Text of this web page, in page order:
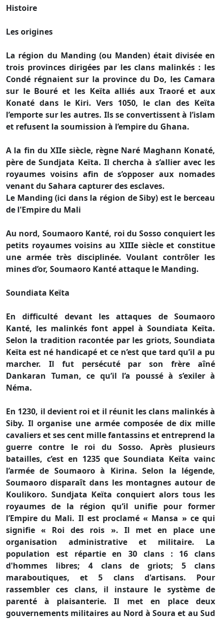
Histoire
Les origines
La région du Manding (ou Manden) était divisée en
trois provinces dirigées par les clans malinkés : les
Condé régnaient sur la province du Do, les Camara
sur le Bouré et les Keïta alliés aux Traoré et aux
Konaté dans le Kiri. Vers 1050, le clan des Keïta
l’emporte sur les autres. Ils se convertissent à l’islam
et refusent la soumission à l’empire du Ghana.
A la fin du XIIe siècle, règne Naré Maghann Konaté,
père de Sundjata Keïta. Il chercha à s’allier avec les
royaumes voisins afin de s’opposer aux nomades
venant du Sahara capturer des esclaves.
Le Manding (ici dans la région de Siby) est le berceau
de l'Empire du Mali
Au nord, Soumaoro Kanté, roi du Sosso conquiert les
petits royaumes voisins au XIIIe siècle et constitue
une armée très disciplinée. Voulant contrôler les
mines d’or, Soumaoro Kanté attaque le Manding.
Soundiata Keïta
En difficulté devant les attaques de Soumaoro
Kanté, les malinkés font appel à Soundiata Keïta.
Selon la tradition racontée par les griots, Soundiata
Keïta est né handicapé et ce n’est que tard qu’il a pu
marcher. Il fut persécuté par son frère aîné
Dankaran Tuman, ce qu’il l’a poussé à s’exiler à
Néma.
En 1230, il devient roi et il réunit les clans malinkés à
Siby. Il organise une armée composée de dix mille
cavaliers et ses cent mille fantassins et entreprend la
guerre contre le roi du Sosso. Après plusieurs
batailles, c’est en 1235 que Soundiata Keïta vainc
l’armée de Soumaoro à Kirina. Selon la légende,
Soumaoro disparaît dans les montagnes autour de
Koulikoro. Sundjata Keïta conquiert alors tous les
royaumes de la région qu’il unifie pour former
l’Empire du Mali. Il est proclamé « Mansa » ce qui
signifie « Roi des rois ». Il met en place une
organisation administrative et militaire. La
population est répartie en 30 clans : 16 clans
d'hommes libres; 4 clans de griots; 5 clans
maraboutiques, et 5 clans d'artisans. Pour
rassembler ces clans, il instaure le système de
parenté à plaisanterie. Il met en place deux
gouvernements militaires au Nord à Soura et au Sud